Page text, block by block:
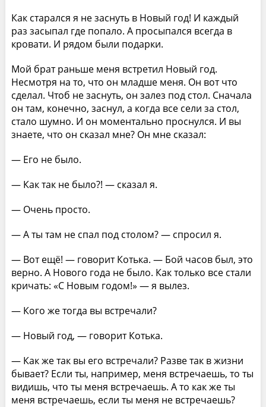
Как старался я не заснуть в Новый год! И каждый
раз засыпал где попало. А просыпался всегда в
кровати. И рядом были подарки.
Мой брат раньше меня встретил Новый год.
Несмотря на то, что он младше меня. Он вот что
сделал. Чтоб не заснуть, он залез под стол. Сначала
он там, конечно, заснул, а когда все сели за стол,
стало шумно. И он моментально проснулся. И вы
знаете, что он сказал мне? Он мне сказал:
— Его не было.
— Как так не было?! — сказал я.
— Очень просто.
— А ты там не спал под столом? — спросил я.
— Вот ещё! — говорит Котька. — Бой часов был, это
верно. А Нового года не было. Как только все стали
кричать: «С Новым годом!» — я вылез.
— Кого же тогда вы встречали?
— Новый год, — говорит Котька.
— Как же так вы его встречали? Разве так в жизни
бывает? Если ты, например, меня встречаешь, то ты
видишь, что ты меня встречаешь. А то как же ты
меня встречаешь, если ты меня не встречаешь?